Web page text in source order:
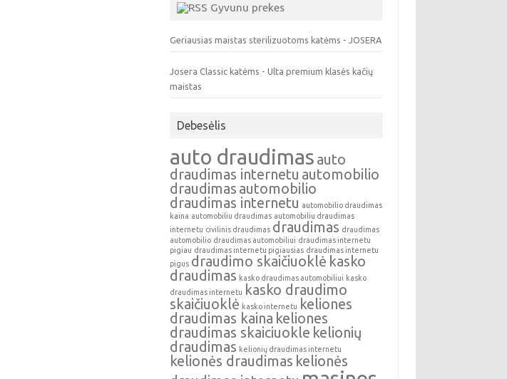
Gyvunu prekes
Geriausias maistas sterilizuotoms katėms - JOSERA
Josera Classic katėms - Ulta premium klasės kačių
maistas
Debesėlis
auto draudimas auto
draudimas internetu automobilio
draudimas automobilio
draudimas internetu automobilio draudimas
kaina automobiliu draudimas automobiliu draudimas
internetu civilinis draudimas draudimas draudimas
automobilio draudimas automobiliui draudimas internetu
pigiau draudimas internetu pigiausias draudimas internetu
pigus draudimo skaičiuoklė kasko
draudimas kasko draudimas automobiliui kasko
draudimas internetu
kasko draudimo
skaičiuoklė kasko internetu
keliones
draudimas kaina keliones
draudimas skaiciuokle kelionių
draudimas kelionių draudimas internetu
kelionės draudimas kelionės